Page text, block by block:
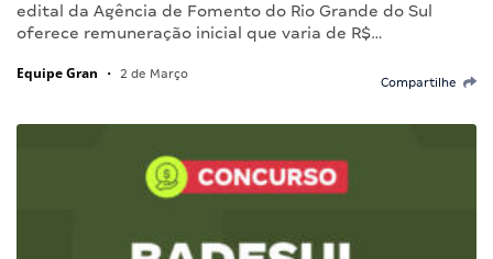
edital da Agência de Fomento do Rio Grande do Sul
oferece remuneração inicial que varia de R$…
Equipe Gran • 2 de Março
Compartilhe